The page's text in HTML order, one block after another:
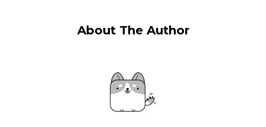
About The Author